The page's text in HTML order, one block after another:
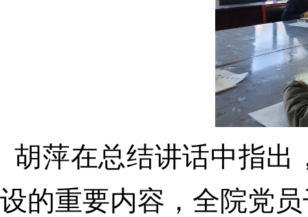
胡萍在总结讲话中指出
设的重要内容，全院党